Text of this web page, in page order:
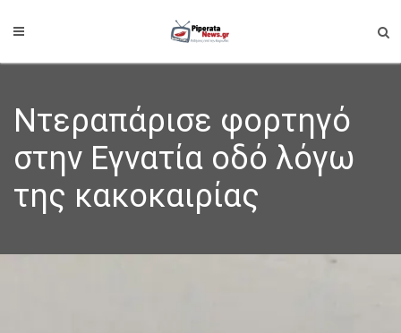
Ντεραπάρισε φορτηγό
στην Εγνατία οδό λόγω
της κακοκαιρίας